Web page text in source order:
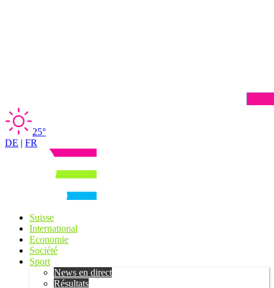
25°
DE | FR
Suisse
International
Economie
Société
Sport
News en direct
Résultats